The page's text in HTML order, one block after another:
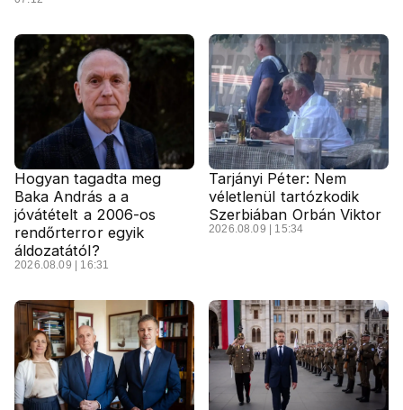
Hogyan tagadta meg
Baka András a a
jóvátételt a 2006-os
rendőrterror egyik
áldozatától?
2026.08.09 | 16:31
Tarjányi Péter: Nem
véletlenül tartózkodik
Szerbiában Orbán Viktor
2026.08.09 | 15:34